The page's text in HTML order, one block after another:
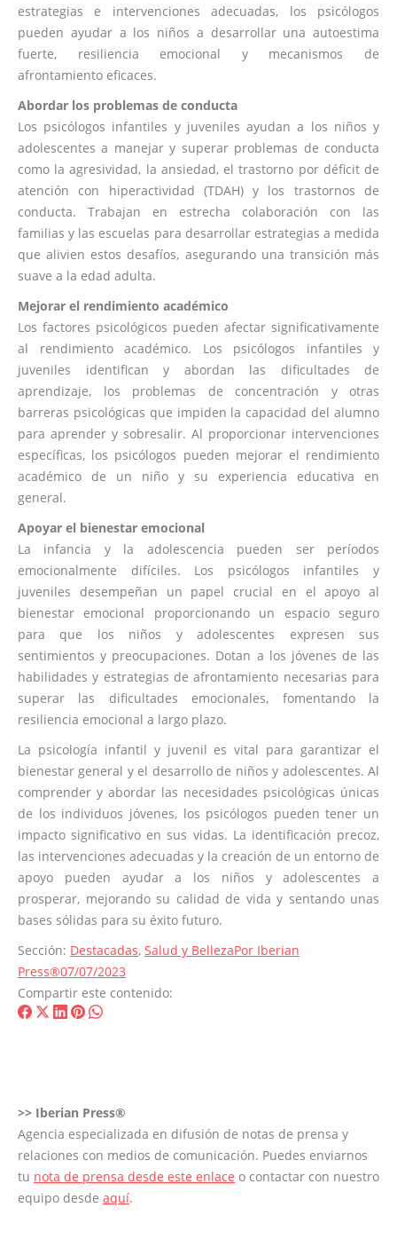
estrategias e intervenciones adecuadas, los psicólogos
pueden ayudar a los niños a desarrollar una autoestima
fuerte, resiliencia emocional y mecanismos de
afrontamiento eficaces.
Abordar los problemas de conducta
Los psicólogos infantiles y juveniles ayudan a los niños y
adolescentes a manejar y superar problemas de conducta
como la agresividad, la ansiedad, el trastorno por déficit de
atención con hiperactividad (TDAH) y los trastornos de
conducta. Trabajan en estrecha colaboración con las
familias y las escuelas para desarrollar estrategias a medida
que alivien estos desafíos, asegurando una transición más
suave a la edad adulta.
Mejorar el rendimiento académico
Los factores psicológicos pueden afectar significativamente
al rendimiento académico. Los psicólogos infantiles y
juveniles identifican y abordan las dificultades de
aprendizaje, los problemas de concentración y otras
barreras psicológicas que impiden la capacidad del alumno
para aprender y sobresalir. Al proporcionar intervenciones
específicas, los psicólogos pueden mejorar el rendimiento
académico de un niño y su experiencia educativa en
general.
Apoyar el bienestar emocional
La infancia y la adolescencia pueden ser períodos
emocionalmente difíciles. Los psicólogos infantiles y
juveniles desempeñan un papel crucial en el apoyo al
bienestar emocional proporcionando un espacio seguro
para que los niños y adolescentes expresen sus
sentimientos y preocupaciones. Dotan a los jóvenes de las
habilidades y estrategias de afrontamiento necesarias para
superar las dificultades emocionales, fomentando la
resiliencia emocional a largo plazo.
La psicología infantil y juvenil es vital para garantizar el
bienestar general y el desarrollo de niños y adolescentes. Al
comprender y abordar las necesidades psicológicas únicas
de los individuos jóvenes, los psicólogos pueden tener un
impacto significativo en sus vidas. La identificación precoz,
las intervenciones adecuadas y la creación de un entorno de
apoyo pueden ayudar a los niños y adolescentes a
prosperar, mejorando su calidad de vida y sentando unas
bases sólidas para su éxito futuro.
Sección: Destacadas, Salud y BellezaPor Iberian
Press®07/07/2023
Compartir este contenido:
ShareShareShare
ShareShare
>> Iberian Press®
Agencia especializada en difusión de notas de prensa y
relaciones con medios de comunicación. Puedes enviarnos
tu nota de prensa desde este enlace o contactar con nuestro
equipo desde aquí.